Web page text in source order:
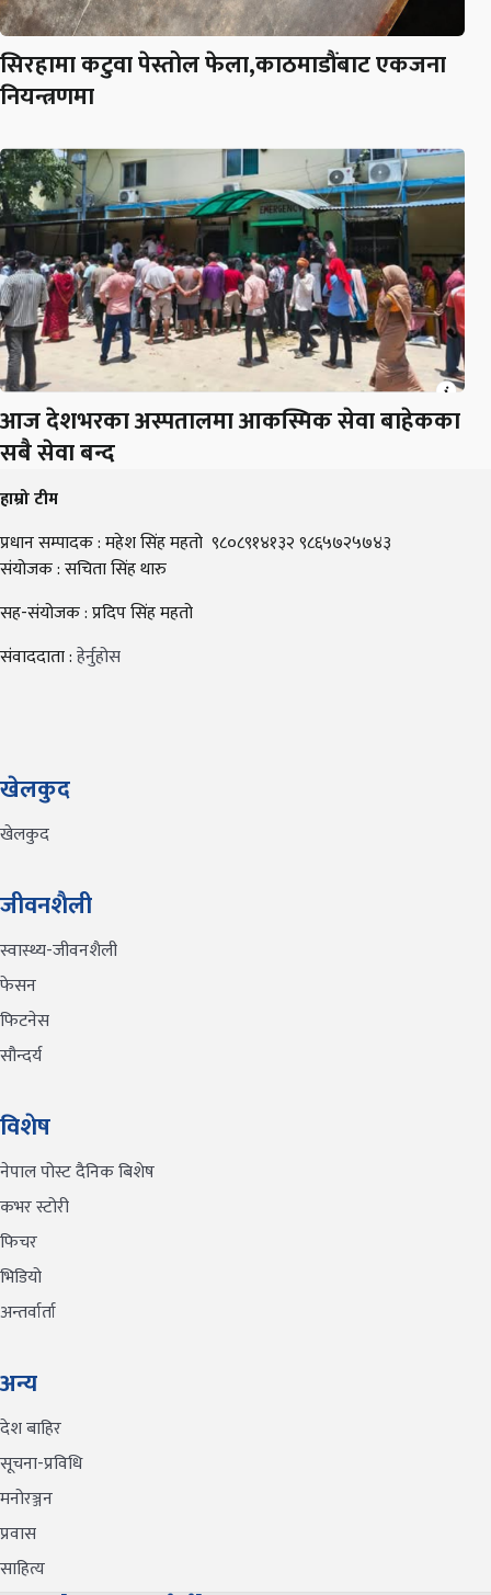
सिरहामा कटुवा पेस्तोल फेला,काठमाडौंबाट एकजना
नियन्त्रणमा
आज देशभरका अस्पतालमा आकस्मिक सेवा बाहेकका
सबै सेवा बन्द
हाम्रो टीम
प्रधान सम्पादक : महेश सिंह महतो ९८०८९१४१३२ ९८६५७२५७४३
संयोजक : सचिता सिंह थारु
सह-संयोजक : प्रदिप सिंह महतो
संवाददाता :हेर्नुहोस
खेलकुद
खेलकुद
जीवनशैली
स्वास्थ्य-जीवनशैली
फेसन
फिटनेस
सौन्दर्य
विशेष
नेपाल पोस्ट दैनिक बिशेष
कभर स्टोरी
फिचर
भिडियो
अन्तर्वार्ता
अन्य
देश बाहिर
सूचना-प्रविधि
मनोरञ्जन
प्रवास
साहित्य